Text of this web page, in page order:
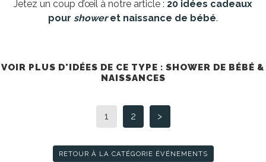
Jetez un coup d’œil à notre article : 20 idées cadeaux
pour showeret naissance de bébé.
VOIR PLUS D'IDÉES DE CE TYPE : SHOWER DE BÉBÉ &
NAISSANCES
1 2 >
RETOUR À LA CATÉGORIE ÉVÉNEMENTS